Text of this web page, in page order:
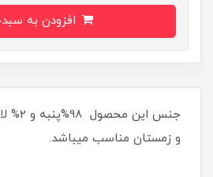
جنس
و زمستان